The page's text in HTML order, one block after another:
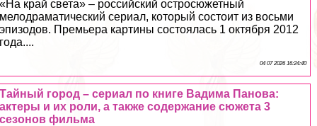
«На край света» – российский остросюжетный
мелодраматический сериал, который состоит из восьми
эпизодов. Премьера картины состоялась 1 октября 2012
года....
04 07 2026 16:24:40
Тайный город – сериал по книге Вадима Панова:
актеры и их роли, а также содержание сюжета 3
сезонов фильма